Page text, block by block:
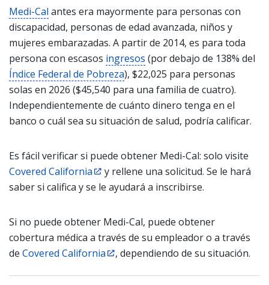
Medi-Cal antes era mayormente para personas con
discapacidad, personas de edad avanzada, niños y
mujeres embarazadas. A partir de 2014, es para toda
persona con escasos ingresos (por debajo de 138% del
Índice Federal de Pobreza), $22,025 para personas
solas en 2026 ($45,540 para una familia de cuatro).
Independientemente de cuánto dinero tenga en el
banco o cuál sea su situación de salud, podría calificar.
Es fácil verificar si puede obtener Medi-Cal: solo visite
Covered California
y rellene una solicitud. Se le hará
saber si califica y se le ayudará a inscribirse.
Si no puede obtener Medi-Cal, puede obtener
cobertura médica a través de su empleador o a través
de Covered California , dependiendo de su situación.